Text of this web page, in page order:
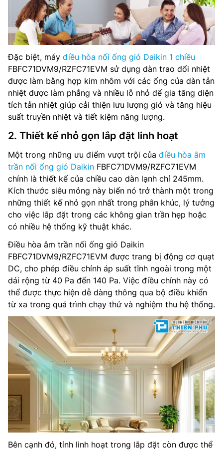
Đặc biệt, máy điều hòa nối ống gió Daikin 1 chiều
FBFC71DVM9/RZFC71EVM sử dụng dàn trao đổi nhiệt
được làm bằng hợp kim nhôm với các ống của dàn tản
nhiệt được làm phẳng và nhiều lỗ nhỏ để gia tăng diện
tích tản nhiệt giúp cải thiện lưu lượng gió và tăng hiệu
suất truyền nhiệt và tiết kiệm năng lượng.
2. Thiết kế nhỏ gọn lắp đặt linh hoạt
Một trong những ưu điểm vượt trội của điều hòa âm
trần nối ống gió Daikin FBFC71DVM9/RZFC71EVM
chính là thiết kế của chiều cao dàn lạnh chỉ 245mm.
Kích thước siêu mỏng này biến nó trở thành một trong
những thiết kế nhỏ gọn nhất trong phân khúc, lý tưởng
cho việc lắp đặt trong các không gian trần hẹp hoặc
có nhiều hệ thống kỹ thuật khác.
Điều hòa âm trần nối ống gió Daikin
FBFC71DVM9/RZFC71EVM được trang bị động cơ quạt
DC, cho phép điều chỉnh áp suất tĩnh ngoài trong một
dải rộng từ 40 Pa đến 140 Pa. Việc điều chỉnh này có
thể được thực hiện dễ dàng thông qua bộ điều khiển
từ xa trong quá trình chạy thử và nghiệm thu hệ thống.
Bên cạnh đó, tính linh hoạt trong lắp đặt còn được thể